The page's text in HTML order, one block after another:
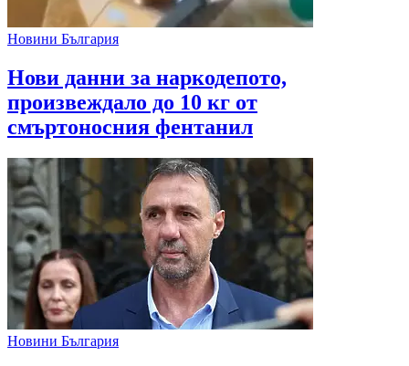
Новини България
Нови данни за наркодепото,
произвеждало до 10 кг от
смъртоносния фентанил
Новини България